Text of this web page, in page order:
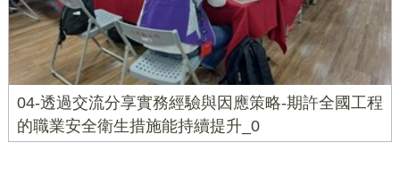
04-透過交流分享實務經驗與因應策略-期許全國工程
的職業安全衛生措施能持續提升_0